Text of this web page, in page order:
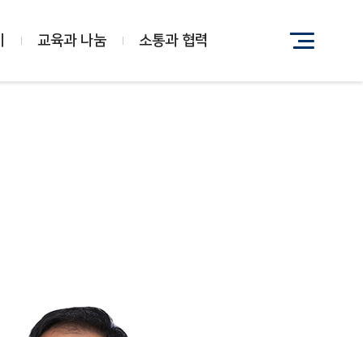
교육과 나눔 소통과 협력